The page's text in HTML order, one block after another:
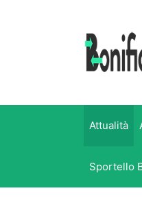
Attualità
Sportello